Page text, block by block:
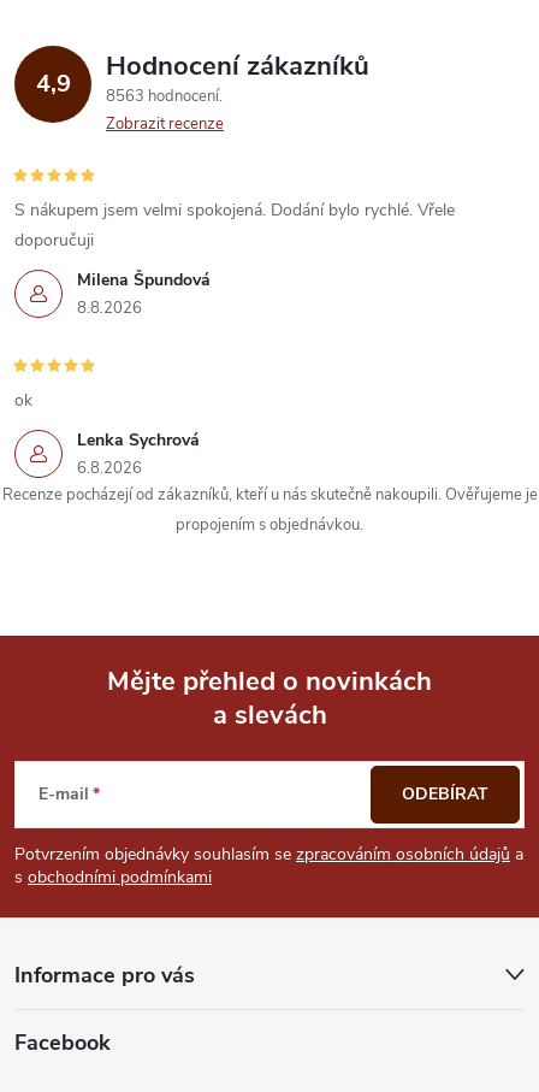
4,9 Hodnocení zákazníků
8563 hodnocení
Zobrazit recenze
Milena Špundová
8.8.2026
S nákupem jsem velmi spokojená. Dodání bylo rychlé. Vřele
doporučuji
Lenka Sychrová
6.8.2026
ok
Recenze pocházejí od zákazníků, kteří u nás skutečně nakoupili. Ověřujeme je
propojením s objednávkou.
p
a
Mějte přehled o novinkách
a slevách
E-mail
Potvrzením objednávky souhlasím se zpracováním osobních údajů a
s obchodními podmínkami
ODEBÍRAT
Informace pro vás
Facebook